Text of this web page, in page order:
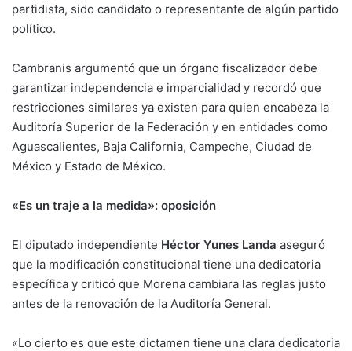
partidista, sido candidato o representante de algún partido
político.
Cambranis argumentó que un órgano fiscalizador debe
garantizar independencia e imparcialidad y recordó que
restricciones similares ya existen para quien encabeza la
Auditoría Superior de la Federación y en entidades como
Aguascalientes, Baja California, Campeche, Ciudad de
México y Estado de México.
«Es un traje a la medida»: oposición
El diputado independiente Héctor Yunes Landa aseguró
que la modificación constitucional tiene una dedicatoria
específica y criticó que Morena cambiara las reglas justo
antes de la renovación de la Auditoría General.
«Lo cierto es que este dictamen tiene una clara dedicatoria